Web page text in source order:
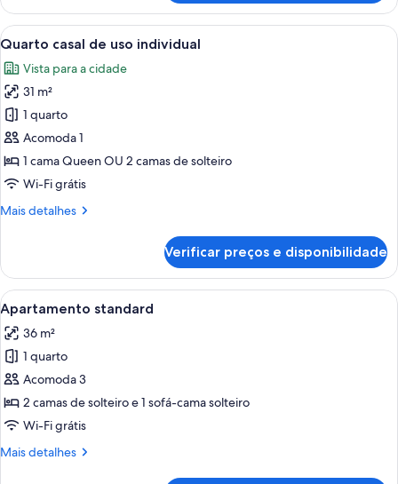
casal,
vista
para
mar
Carrega
todas
as
fotos
de
Quarto
casal
de
individual
Quarto de hotel com uma cama
6
Quarto casal de uso individual
Vista para a cidade
31 m²
1 quarto
Acomoda 1
1 cama Queen OU 2 camas de solteiro
Wi-Fi grátis
Mais detalhes
Mais
casal
de
uso
individual
Verificar preços e disponibilidade
Carrega
todas
as
fotos
de
Apartamento
standard
Quarto de hotel moderno com
8
Apartamento standard
36 m²
1 quarto
Acomoda 3
2 camas de solteiro e 1 sofá-cama solteiro
Wi-Fi grátis
Mais detalhes
Mais